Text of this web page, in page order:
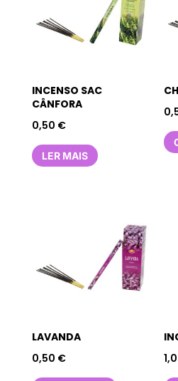
INCENSO SAC
CÂNFORA
0,50 €
LER MAIS
LAVANDA
0,50 €